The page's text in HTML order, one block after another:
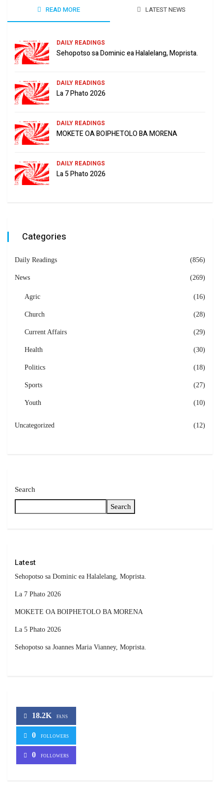
READ MORE LATEST NEWS
DAILY READINGS
Sehopotso sa Dominic ea Halalelang, Moprista.
DAILY READINGS
La 7 Phato 2026
DAILY READINGS
MOKETE OA BOIPHETOLO BA MORENA
DAILY READINGS
La 5 Phato 2026
Categories
Daily Readings (856)
News (269)
Agric (16)
Church (28)
Current Affairs (29)
Health (30)
Politics (18)
Sports (27)
Youth (10)
Uncategorized (12)
Search
Search
Latest
Sehopotso sa Dominic ea Halalelang, Moprista.
La 7 Phato 2026
MOKETE OA BOIPHETOLO BA MORENA
La 5 Phato 2026
Sehopotso sa Joannes Maria Vianney, Moprista.
18.2K FANS
0 FOLLOWERS
0 FOLLOWERS